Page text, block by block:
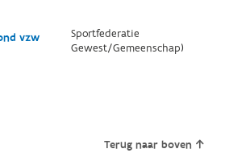
vzw
Sportfederatie
Gewest/Gemeenschap)
Terug naar boven